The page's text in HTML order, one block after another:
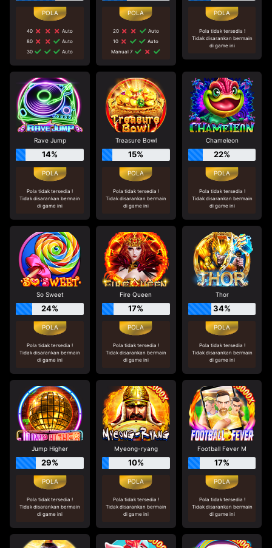
40
Auto
80
Auto
30
Auto
20
Auto
10
Auto
Manual 7
Pola tidak tersedia !
Tidak disarankan bermain
di game ini
Rave Jump
14%
Pola tidak tersedia !
Tidak disarankan bermain
di game ini
Treasure Bowl
15%
Pola tidak tersedia !
Tidak disarankan bermain
di game ini
Chameleon
22%
Pola tidak tersedia !
Tidak disarankan bermain
di game ini
So Sweet
24%
Pola tidak tersedia !
Tidak disarankan bermain
di game ini
Fire Queen
17%
Pola tidak tersedia !
Tidak disarankan bermain
di game ini
Thor
34%
Pola tidak tersedia !
Tidak disarankan bermain
di game ini
Jump Higher
29%
Pola tidak tersedia !
Tidak disarankan bermain
di game ini
Myeong-ryang
10%
Pola tidak tersedia !
Tidak disarankan bermain
di game ini
Football Fever M
17%
Pola tidak tersedia !
Tidak disarankan bermain
di game ini